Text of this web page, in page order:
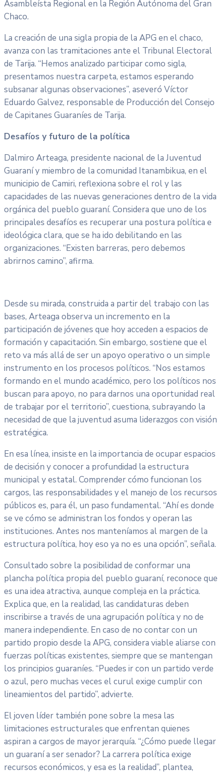
Asambleísta Regional en la Región Autónoma del Gran
Chaco.
La creación de una sigla propia de la APG en el chaco,
avanza con las tramitaciones ante el Tribunal Electoral
de Tarija. “Hemos analizado participar como sigla,
presentamos nuestra carpeta, estamos esperando
subsanar algunas observaciones”, aseveró Víctor
Eduardo Galvez, responsable de Producción del Consejo
de Capitanes Guaraníes de Tarija.
Desafíos y futuro de la política
Dalmiro Arteaga, presidente nacional de la Juventud
Guaraní y miembro de la comunidad Itanambikua, en el
municipio de Camiri, reflexiona sobre el rol y las
capacidades de las nuevas generaciones dentro de la vida
orgánica del pueblo guaraní. Considera que uno de los
principales desafíos es recuperar una postura política e
ideológica clara, que se ha ido debilitando en las
organizaciones. “Existen barreras, pero debemos
abrirnos camino”, afirma.
Desde su mirada, construida a partir del trabajo con las
bases, Arteaga observa un incremento en la
participación de jóvenes que hoy acceden a espacios de
formación y capacitación. Sin embargo, sostiene que el
reto va más allá de ser un apoyo operativo o un simple
instrumento en los procesos políticos. “Nos estamos
formando en el mundo académico, pero los políticos nos
buscan para apoyo, no para darnos una oportunidad real
de trabajar por el territorio”, cuestiona, subrayando la
necesidad de que la juventud asuma liderazgos con visión
estratégica.
En esa línea, insiste en la importancia de ocupar espacios
de decisión y conocer a profundidad la estructura
municipal y estatal. Comprender cómo funcionan los
cargos, las responsabilidades y el manejo de los recursos
públicos es, para él, un paso fundamental. “Ahí es donde
se ve cómo se administran los fondos y operan las
instituciones. Antes nos manteníamos al margen de la
estructura política, hoy eso ya no es una opción”, señala.
Consultado sobre la posibilidad de conformar una
plancha política propia del pueblo guaraní, reconoce que
es una idea atractiva, aunque compleja en la práctica.
Explica que, en la realidad, las candidaturas deben
inscribirse a través de una agrupación política y no de
manera independiente. En caso de no contar con un
partido propio desde la APG, considera viable aliarse con
fuerzas políticas existentes, siempre que se mantengan
los principios guaraníes. “Puedes ir con un partido verde
o azul, pero muchas veces el curul exige cumplir con
lineamientos del partido”, advierte.
El joven líder también pone sobre la mesa las
limitaciones estructurales que enfrentan quienes
aspiran a cargos de mayor jerarquía. “¿Cómo puede llegar
un guaraní a ser senador? La carrera política exige
recursos económicos, y esa es la realidad”, plantea,